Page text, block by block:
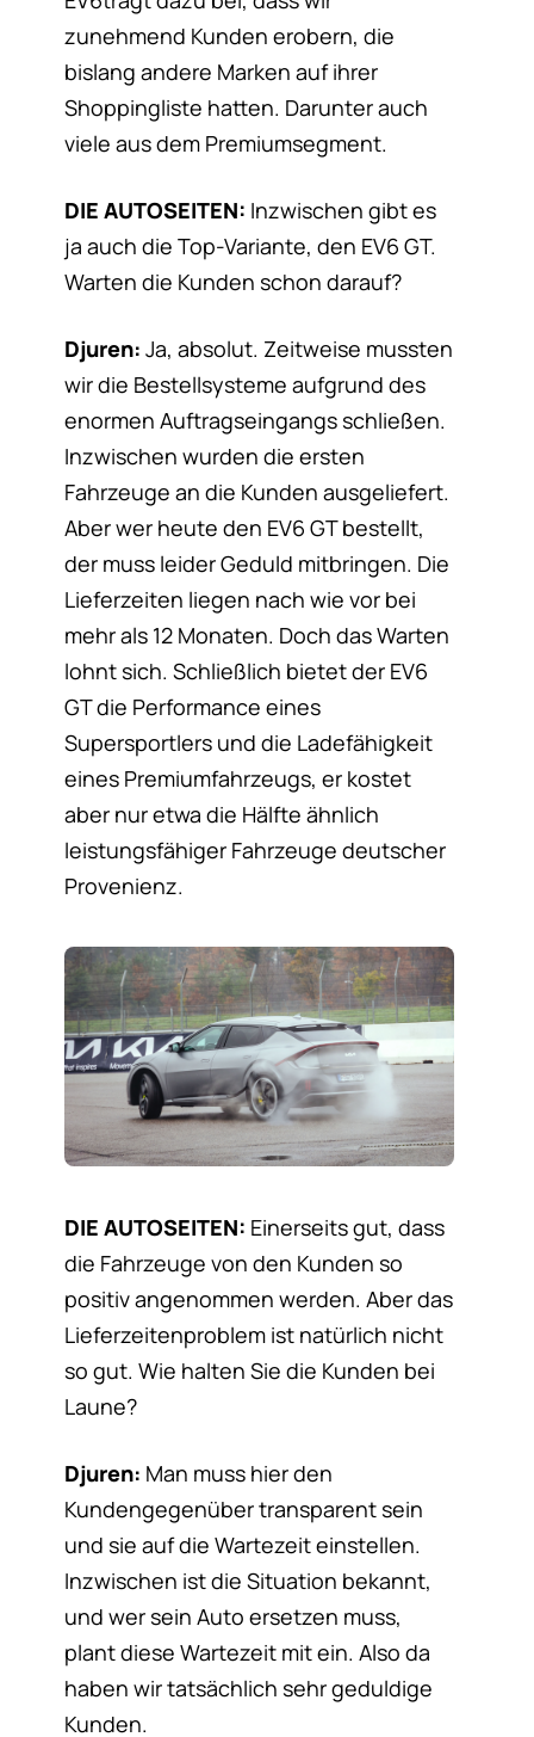
zunehmend Kunden erobern, die
bislang andere Marken auf ihrer
Shoppingliste hatten. Darunter auch
viele aus dem Premiumsegment.
DIE AUTOSEITEN: Inzwischen gibt es
ja auch die Top-Variante, den EV6 GT.
Warten die Kunden schon darauf?
Djuren: Ja, absolut. Zeitweise mussten
wir die Bestellsysteme aufgrund des
enormen Auftragseingangs schließen.
Inzwischen wurden die ersten
Fahrzeuge an die Kunden ausgeliefert.
Aber wer heute den EV6 GT bestellt,
der muss leider Geduld mitbringen. Die
Lieferzeiten liegen nach wie vor bei
mehr als 12 Monaten. Doch das Warten
lohnt sich. Schließlich bietet der EV6
GT die Performance eines
Supersportlers und die Ladefähigkeit
eines Premiumfahrzeugs, er kostet
aber nur etwa die Hälfte ähnlich
leistungsfähiger Fahrzeuge deutscher
Provenienz.
DIE AUTOSEITEN: Einerseits gut, dass
die Fahrzeuge von den Kunden so
positiv angenommen werden. Aber das
Lieferzeitenproblem ist natürlich nicht
so gut. Wie halten Sie die Kunden bei
Laune?
Djuren: Man muss hier den
Kundengegenüber transparent sein
und sie auf die Wartezeit einstellen.
Inzwischen ist die Situation bekannt,
und wer sein Auto ersetzen muss,
plant diese Wartezeit mit ein. Also da
haben wir tatsächlich sehr geduldige
Kunden.